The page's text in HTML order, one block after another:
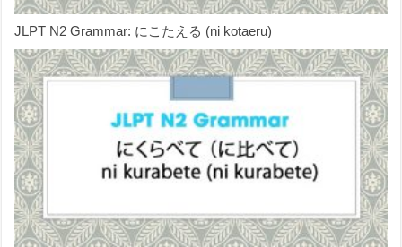
JLPT N2 Grammar: にこたえる (ni kotaeru)